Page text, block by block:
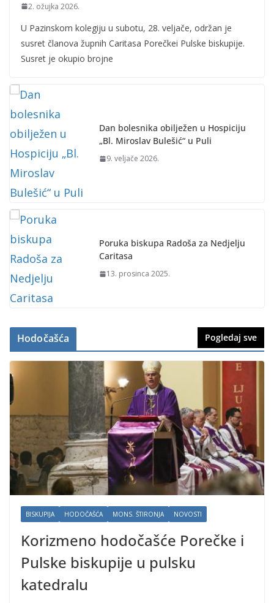
2. ožujka 2026.
U Pazinskom kolegiju u subotu, 28. veljače, održan je
susret članova župnih Caritasa Porečkei Pulske biskupije.
Susret je okupio brojne
Dan bolesnika obilježen u Hospiciju
„Bl. Miroslav Bulešić“ u Puli
9. veljače 2026.
Poruka biskupa Radoša za Nedjelju
Caritasa
13. prosinca 2025.
Hodočašća Pogledaj sve
BISKUPIJA HODOČAŠĆA MONS. ŠTIRONJA NOVOSTI
Korizmeno hodočašće Porečke i
Pulske biskupije u pulsku
katedralu